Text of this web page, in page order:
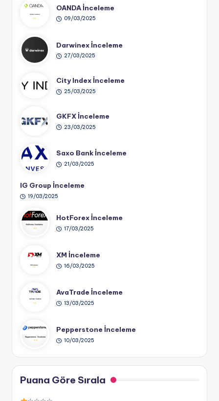
OANDA İnceleme
09/03/2025
Darwinex İnceleme
27/03/2025
City Index İnceleme
25/03/2025
GKFX İnceleme
23/03/2025
Saxo Bank İnceleme
21/03/2025
IG Group İnceleme
19/03/2025
HotForex İnceleme
17/03/2025
XM İnceleme
16/03/2025
AvaTrade İnceleme
13/03/2025
Pepperstone İnceleme
10/03/2025
Puana Göre Sırala